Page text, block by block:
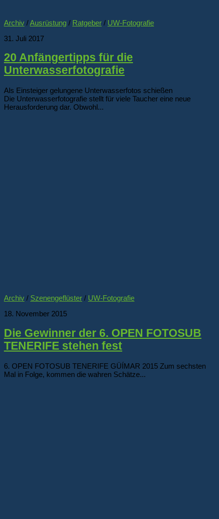
Archiv /Ausrüstung / Ratgeber / UW-Fotografie
31. Juli 2017
20 Anfängertipps für die
Unterwasserfotografie
Als Einsteiger gelungene Unterwasserfotos schießen
Die Unterwasserfotografie stellt für viele Taucher eine neue
Herausforderung dar. Obwohl...
Archiv / Szenengeflüster / UW-Fotografie
18. November 2015
Die Gewinner der 6. OPEN FOTOSUB
TENERIFE stehen fest
6. OPEN FOTOSUB TENERIFE GÜÍMAR 2015 Zum sechsten
Mal in Folge, kommen die wahren Schätze...